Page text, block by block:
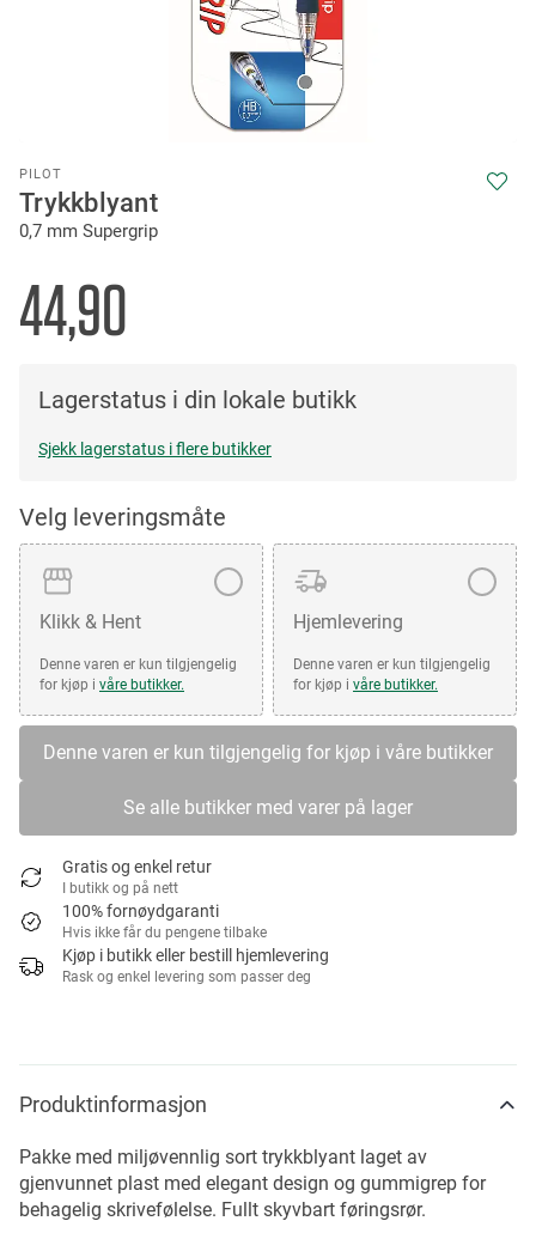
PILOT
Trykkblyant
0,7 mm Supergrip
44,90
Lagerstatus i din lokale butikk
Sjekk lagerstatus i flere butikker
Velg leveringsmåte
Klikk & Hent
Denne varen er kun tilgjengelig
for kjøp i våre butikker.
Hjemlevering
Denne varen er kun tilgjengelig
for kjøp i våre butikker.
Denne varen er kun tilgjengelig for kjøp i våre butikker
Se alle butikker med varer på lager
Gratis og enkel retur
I butikk og på nett
100% fornøydgaranti
Hvis ikke får du pengene tilbake
Kjøp i butikk eller bestill hjemlevering
Rask og enkel levering som passer deg
to
the
beginning
the
images
gallery
Produktinformasjon
Pakke med miljøvennlig sort trykkblyant laget av
gjenvunnet plast med elegant design og gummigrep for
behagelig skrivefølelse. Fullt skyvbart føringsrør.